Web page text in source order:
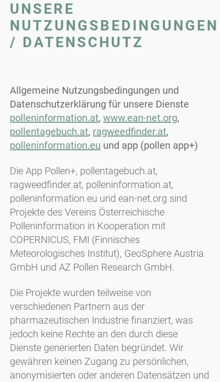
UNSERE
NUTZUNGSBEDINGUNGEN
/ DATENSCHUTZ
Allgemeine Nutzungsbedingungen und
Datenschutzerklärung für unsere Dienste
polleninformation.at, www.ean-net.org,
pollentagebuch.at, ragweedfinder.at,
polleninformation.eu und app (pollen app+)
Die App Pollen+, pollentagebuch.at,
ragweedfinder.at, polleninformation.at,
polleninformation.eu und ean-net.org sind
Projekte des Vereins Österreichische
Polleninformation in Kooperation mit
COPERNICUS, FMI (Finnisches
Meteorologisches Institut), GeoSphere Austria
GmbH und AZ Pollen Research GmbH.
Die Projekte wurden teilweise von
verschiedenen Partnern aus der
pharmazeutischen Industrie finanziert, was
jedoch keine Rechte an den durch diese
Dienste generierten Daten begründet. Wir
gewähren keinen Zugang zu persönlichen,
anonymisierten oder anderen Datensätzen und